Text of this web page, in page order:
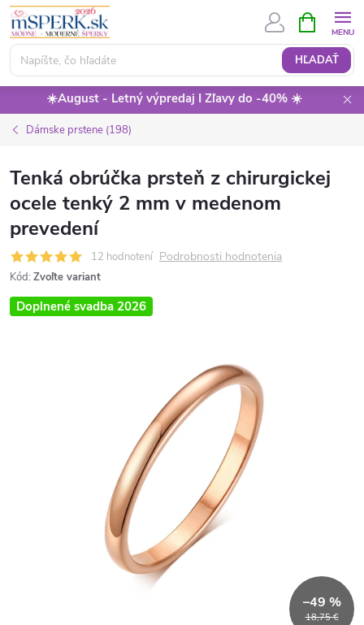
Prejsť
obsah
HĽADAŤ
KOŠÍK
☀️August - Letný výpredaj I Zľavy do -40% ☀️
Dámske prstene (198)
Tenká obrúčka prsteň z chirurgickej
ocele tenký 2 mm v medenom
prevedení
12 hodnotení Podrobnosti hodnotenia
Kód: Zvoľte variant
Doplnené svadba 2026
18,75 €
–49 %